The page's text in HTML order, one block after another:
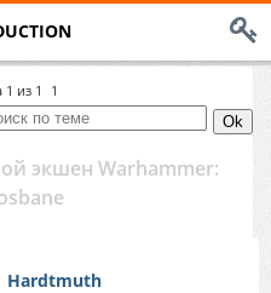
1 из 1 1
экшен Warhammer:
Hardtmuth